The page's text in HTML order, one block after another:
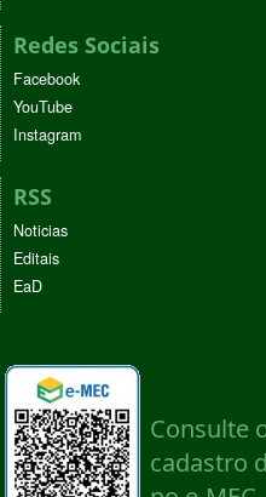
Redes Sociais
Facebook
YouTube
Instagram
RSS
Noticias
Editais
EaD